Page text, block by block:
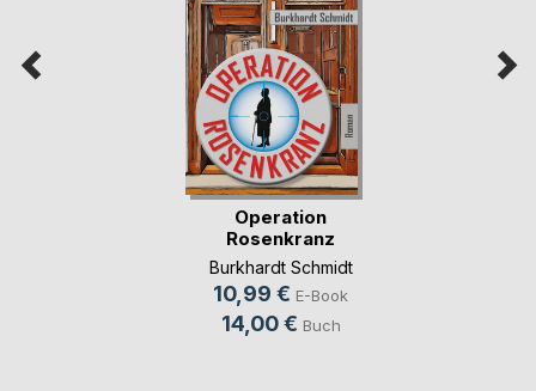
Operation
Rosenkranz
Burkhardt Schmidt
10,99 € E-Book
14,00 € Buch